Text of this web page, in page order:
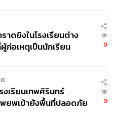
AUTHOR
สำนักข่าว THE
WEALTH
าดยิงในโรงเรียนต่าง
ก่อเหตุเป็นนักเรียน
0
งเรียนเทพศิรินทร์
ยพเข้ายังพื้นที่ปลอดภัย
0